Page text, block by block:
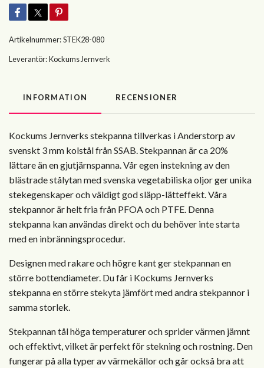
Artikelnummer:STEK28-080
Leverantör:Kockums Jernverk
INFORMATION RECENSIONER
Kockums Jernverks stekpanna tillverkas i Anderstorp av
svenskt 3 mm kolstål från SSAB.Stekpannan är ca 20%
lättare än en gjutjärnspanna.Vår egen instekning av den
blästrade stålytan med svenska vegetabiliska oljor ger unika
stekegenskaper och väldigt god släpp-lätteffekt.Våra
stekpannor är helt fria från PFOA och PTFE. Denna
stekpanna kan användas direkt och du behöver inte starta
med en inbränningsprocedur.
Designen med rakare och högre kant ger stekpannan en
större bottendiameter. Du får i Kockums Jernverks
stekpanna en större stekyta jämfört med andra stekpannor i
samma storlek.
Stekpannan tål höga temperaturer och sprider värmen jämnt
och effektivt, vilket är perfekt för stekning och rostning. Den
fungerar på alla typer av värmekällor och går också bra att